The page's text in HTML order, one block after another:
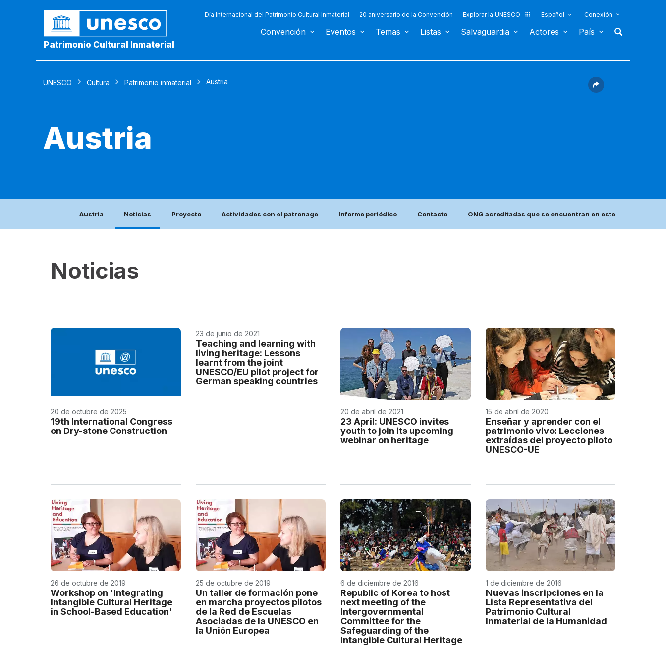
Patrimonio Cultural Inmaterial
Día Internacional del Patrimonio Cultural Inmaterial 20 aniversario de la Convención Explorar la UNESCO Español Conexión
Convención Eventos Temas Listas Salvaguardia Actores País
UNESCO Cultura Patrimonio inmaterial Austria
Austria
Austria Noticias Proyecto Actividades con el patronage Informe periódico Contacto ONG acreditadas que se encuentran en este país
Noticias
20 de octubre de 2025
19th International Congress
on Dry-stone Construction
23 de junio de 2021
Teaching and learning with
living heritage: Lessons
learnt from the joint
UNESCO/EU pilot project for
German speaking countries
20 de abril de 2021
23 April: UNESCO invites
youth to join its upcoming
webinar on heritage
15 de abril de 2020
Enseñar y aprender con el
patrimonio vivo: Lecciones
extraídas del proyecto piloto
UNESCO-UE
26 de octubre de 2019
Workshop on 'Integrating
Intangible Cultural Heritage
in School-Based Education'
25 de octubre de 2019
Un taller de formación pone
en marcha proyectos pilotos
de la Red de Escuelas
Asociadas de la UNESCO en
la Unión Europea
6 de diciembre de 2016
Republic of Korea to host
next meeting of the
Intergovernmental
Committee for the
Safeguarding of the
Intangible Cultural Heritage
1 de diciembre de 2016
Nuevas inscripciones en la
Lista Representativa del
Patrimonio Cultural
Inmaterial de la Humanidad